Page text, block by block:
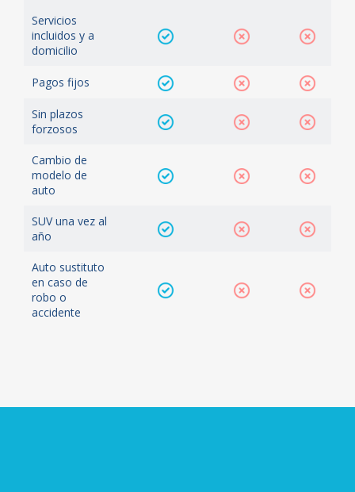
Servicios
incluidos y a
domicilio
Pagos fijos
Sin plazos
forzosos
Cambio de
modelo de
auto
SUV una vez al
año
Auto sustituto
en caso de
robo o
accidente